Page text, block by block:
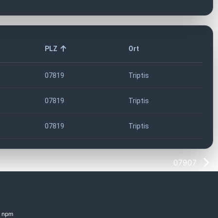
PLZ Ort
07819 Triptis
07819 Triptis
07819 Triptis
07907
npm